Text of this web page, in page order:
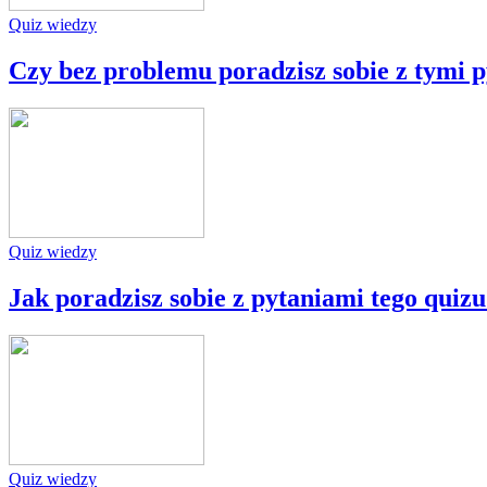
Quiz wiedzy
Czy bez problemu poradzisz sobie z tymi
Quiz wiedzy
Jak poradzisz sobie z pytaniami tego
Quiz wiedzy